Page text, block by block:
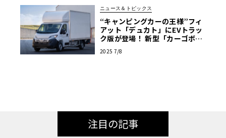
ニュース＆トピックス
“キャンピングカーの王様”フィ
アット「デュカト」にEVトラッ
ク版が登場！ 新型「カーゴボッ
ライフの姿とは
2025 7/8
注目の記事